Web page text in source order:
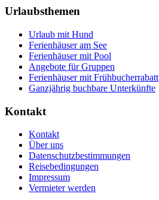
Urlaubsthemen
Urlaub mit Hund
Ferienhäuser am See
Ferienhäuser mit Pool
Angebote für Gruppen
Ferienhäuser mit Frühbucherrabatt
Ganzjährig buchbare Unterkünfte
Kontakt
Kontakt
Über uns
Datenschutzbestimmungen
Reisebedingungen
Impressum
Vermieter werden